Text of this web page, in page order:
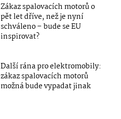
Zákaz spalovacích motorů o
pět let dříve, než je nyní
schváleno – bude se EU
inspirovat?
Další rána pro elektromobily:
zákaz spalovacích motorů
možná bude vypadat jinak